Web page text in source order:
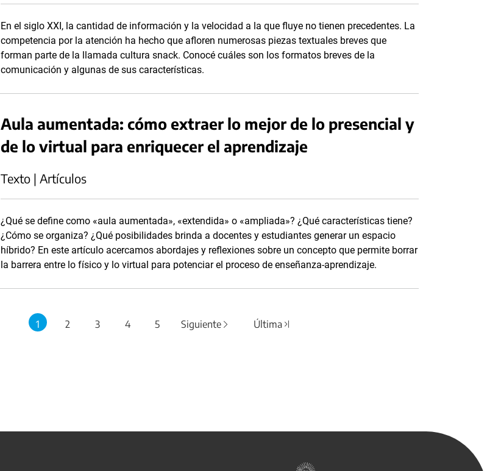
En el siglo XXI, la cantidad de información y la velocidad a la que fluye no tienen precedentes. La
competencia por la atención ha hecho que afloren numerosas piezas textuales breves que
forman parte de la llamada cultura snack. Conocé cuáles son los formatos breves de la
comunicación y algunas de sus características.
Aula aumentada: cómo extraer lo mejor de lo presencial y
de lo virtual para enriquecer el aprendizaje
Texto | Artículos
¿Qué se define como «aula aumentada», «extendida» o «ampliada»? ¿Qué características tiene?
¿Cómo se organiza? ¿Qué posibilidades brinda a docentes y estudiantes generar un espacio
híbrido? En este artículo acercamos abordajes y reflexiones sobre un concepto que permite borrar
la barrera entre lo físico y lo virtual para potenciar el proceso de enseñanza-aprendizaje.
1 2 3 4 5 Siguiente Última